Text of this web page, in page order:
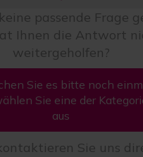
passende Frage
Ihnen die Antwort
weitergeholfen?
Sie es bitte noch
Sie eine der
aus
Sie uns